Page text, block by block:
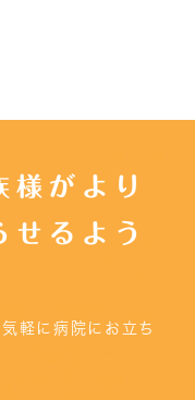
様がより
せるよう
軽に病院にお立ち